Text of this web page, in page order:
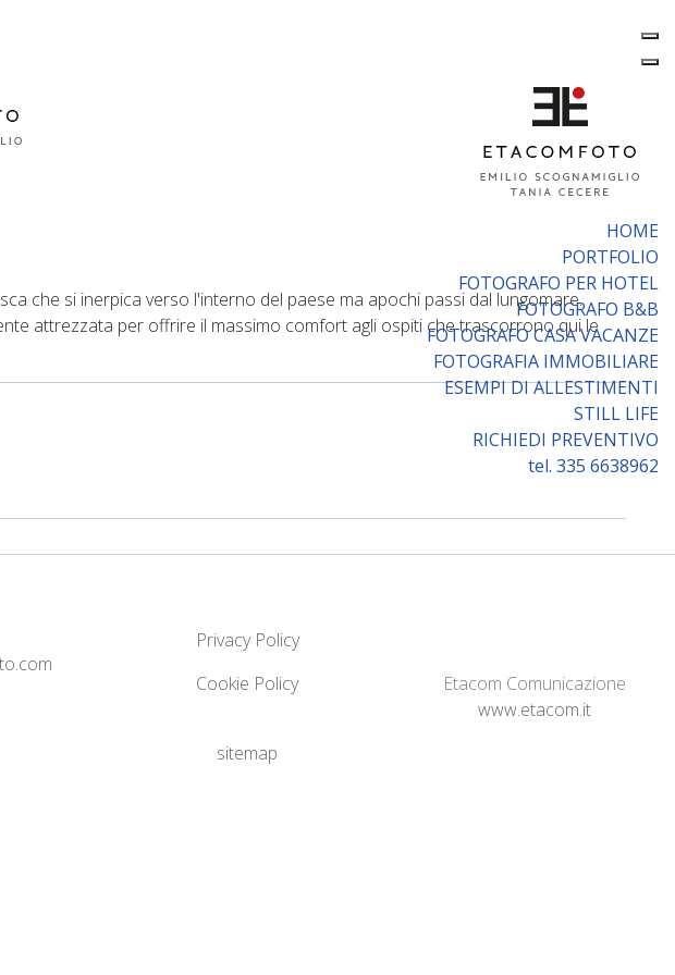
che si inerpica verso l'interno del paese ma apochi passi dal lungomare.
attrezzata per offrire il massimo comfort agli ospiti che trascorrono qui le
Privacy Policy
Cookie Policy
sitemap
Etacom Comunicazione
www.etacom.it
HOME
PORTFOLIO
FOTOGRAFO PER HOTEL
FOTOGRAFO B&B
FOTOGRAFO CASA VACANZE
FOTOGRAFIA IMMOBILIARE
ESEMPI DI ALLESTIMENTI
STILL LIFE
RICHIEDI PREVENTIVO
tel. 335 6638962